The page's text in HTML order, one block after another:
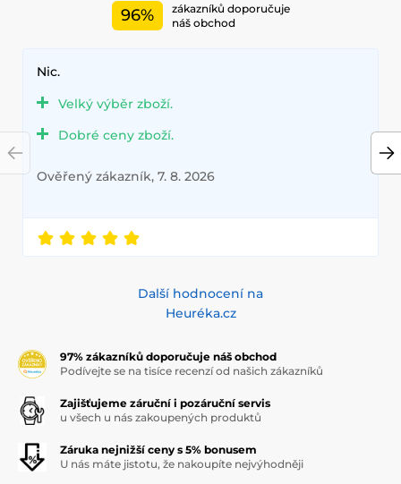
96%
zákazníků doporučuje
náš obchod
Nic.
Velký výběr zboží.
Dobré ceny zboží.
Ověřený zákazník, 7. 8. 2026
Další hodnocení na
Heuréka.cz
97% zákazníků doporučuje náš obchod
Podívejte se na tisíce recenzí od našich zákazníků
Zajišťujeme záruční i pozáruční servis
u všech u nás zakoupených produktů
Záruka nejnižší ceny s 5% bonusem
U nás máte jistotu, že nakoupíte nejvýhodněji